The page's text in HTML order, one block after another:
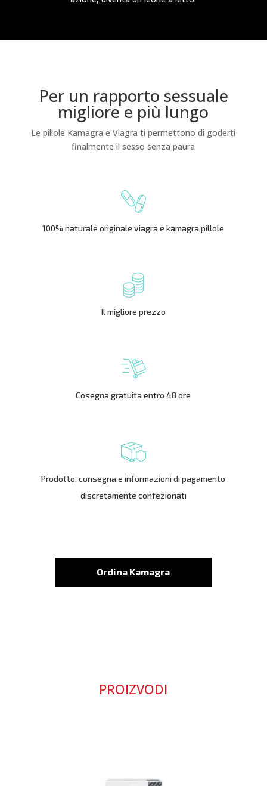
Per un rapporto sessuale
migliore e più lungo
Le pillole Kamagra e Viagra ti permettono di goderti
finalmente il sesso senza paura
100% naturale originale viagra e kamagra pillole
Il migliore prezzo
Cosegna gratuita entro 48 ore
Prodotto, consegna e informazioni di pagamento
discretamente confezionati
Ordina Kamagra
PROIZVODI